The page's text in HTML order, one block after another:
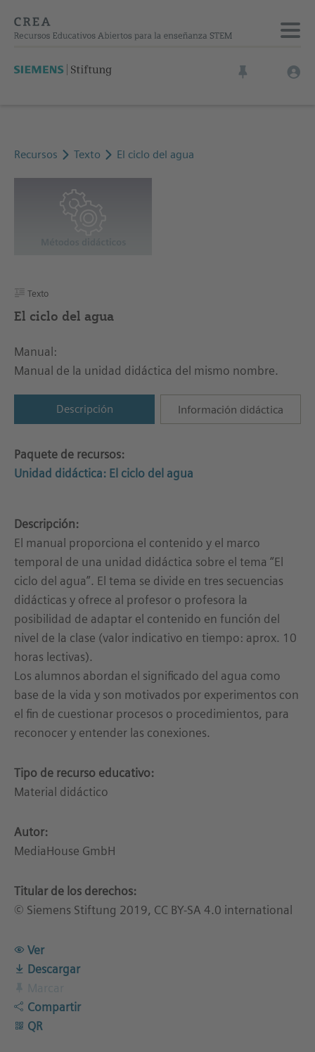
Recursos Texto El ciclo del agua
Texto
El ciclo del agua
Manual:
Manual de la unidad didáctica del mismo nombre.
Descripción Información didáctica
Paquete de recursos:
Unidad didáctica: El ciclo del agua
Descripción:
El manual proporciona el contenido y el marco
temporal de una unidad didáctica sobre el tema “El
ciclo del agua”. El tema se divide en tres secuencias
didácticas y ofrece al profesor o profesora la
posibilidad de adaptar el contenido en función del
nivel de la clase (valor indicativo en tiempo: aprox. 10
horas lectivas).
Los alumnos abordan el significado del agua como
base de la vida y son motivados por experimentos con
el fin de cuestionar procesos o procedimientos, para
reconocer y entender las conexiones.
Tipo de recurso educativo:
Material didáctico
Autor:
MediaHouse GmbH
Titular de los derechos:
© Siemens Stiftung 2019, CC BY-SA 4.0 international
Ver
Descargar
Compartir
QR